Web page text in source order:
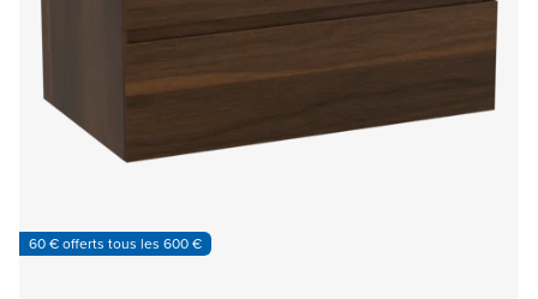
60 € offerts tous les 600 €